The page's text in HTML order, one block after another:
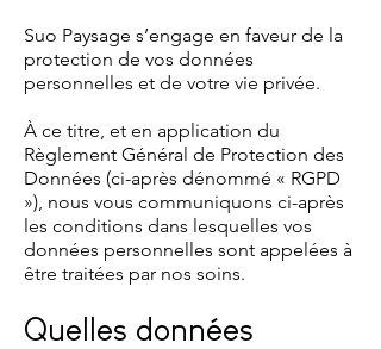
Suo Paysage s’engage en faveur de la
protection de vos données
personnelles et de votre vie privée.
À ce titre, et en application du
Règlement Général de Protection des
Données (ci-après dénommé « RGPD
»), nous vous communiquons ci-après
les conditions dans lesquelles vos
données personnelles sont appelées à
être traitées par nos soins.
Quelles données